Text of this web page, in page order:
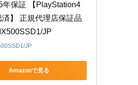
年保証 【PlayStation4
】 正規代理店保証品
JP
JP
Amazonで見る